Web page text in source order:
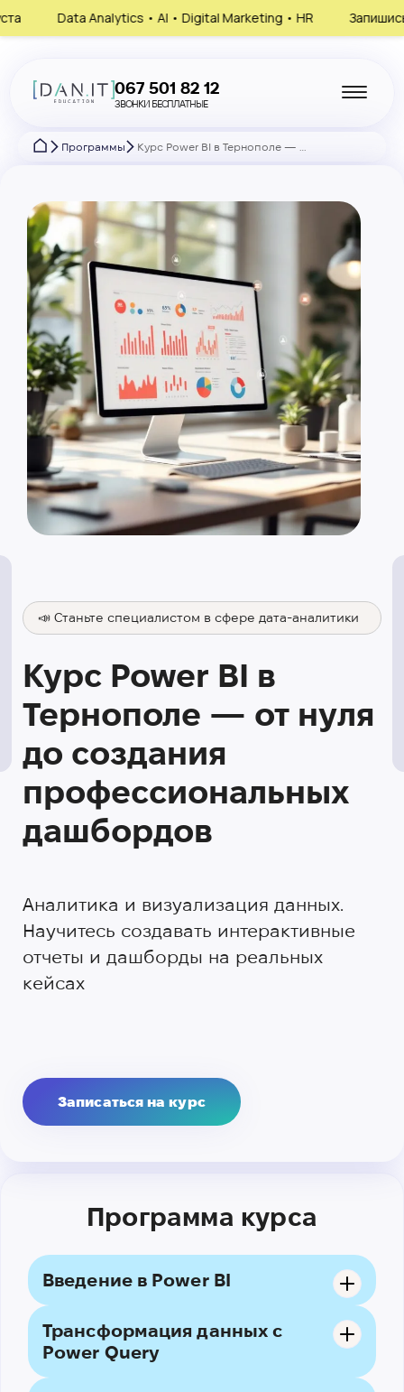
• AI • Digital Marketing • HR Запишись на консультацию,
067 501 82 12
ЗВОНКИ БЕСПЛАТНЫЕ
Программы
📣 Cтаньте специалистом в сфере дата-аналитики
Курс Power BI в
Тернополе — от нуля
до создания
профессиональных
дашбордов
Аналитика и визуализация данных.
Научитесь создавать интерактивные
отчеты и дашборды на реальных
кейсах
Записаться на курс
Программа курса
Введение в Power BI
Трансформация данных с
Power Query